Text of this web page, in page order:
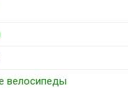
велосипеды